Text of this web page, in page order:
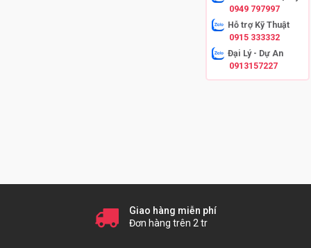
0949 797997
Hỗ trợ Kỹ Thuật
0915 333332
Đại Lý - Dự An
0913157227
Giao hàng miễn phí
Đơn hàng trên 2 tr